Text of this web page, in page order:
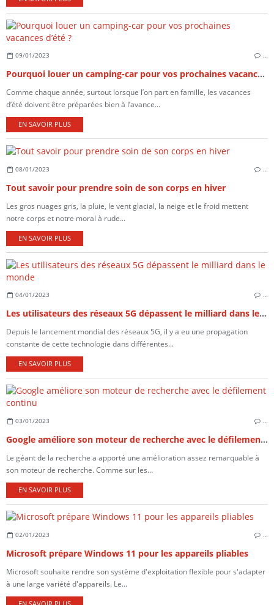
09/01/2023 …
Pourquoi louer un camping-car pour vos prochaines vacances d’été ?
Comme chaque année, surtout lorsque l’on part en famille, les vacances
d’été doivent être préparées bien à l’avance...
EN SAVOIR PLUS
08/01/2023 …
Tout savoir pour prendre soin de son corps en hiver
Les gros nuages gris, la pluie, le vent glacial, la neige et le froid mettent
notre corps et notre moral à rude...
EN SAVOIR PLUS
04/01/2023 …
Les utilisateurs des réseaux 5G dépassent le milliard dans le monde
Depuis le lancement mondial des réseaux 5G, il y a eu une propagation
constante de cette technologie dans différentes...
EN SAVOIR PLUS
03/01/2023 …
Google améliore son moteur de recherche avec le défilement continu
Le géant de la recherche a apporté une amélioration assez remarquable à
son moteur de recherche. Comme sur les...
EN SAVOIR PLUS
02/01/2023 …
Microsoft prépare Windows 11 pour les appareils pliables
Microsoft souhaite rendre son système d'exploitation flexible pour s'adapter
à une large variété d'appareils. Le...